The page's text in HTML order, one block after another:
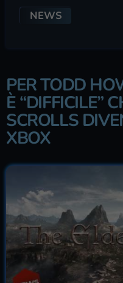
NEWS
PER TODD
È “DIFFICILE”
SCROLLS
XBOX